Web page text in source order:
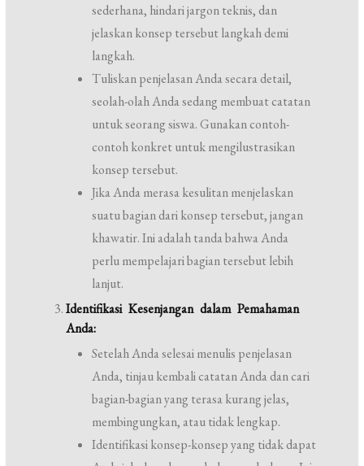
sederhana, hindari jargon teknis, dan
jelaskan konsep tersebut langkah demi
langkah.
Tuliskan penjelasan Anda secara detail,
seolah-olah Anda sedang membuat catatan
untuk seorang siswa. Gunakan contoh-
contoh konkret untuk mengilustrasikan
konsep tersebut.
Jika Anda merasa kesulitan menjelaskan
suatu bagian dari konsep tersebut, jangan
khawatir. Ini adalah tanda bahwa Anda
perlu mempelajari bagian tersebut lebih
lanjut.
Identifikasi Kesenjangan dalam Pemahaman
Anda:
Setelah Anda selesai menulis penjelasan
Anda, tinjau kembali catatan Anda dan cari
bagian-bagian yang terasa kurang jelas,
membingungkan, atau tidak lengkap.
Identifikasi konsep-konsep yang tidak dapat